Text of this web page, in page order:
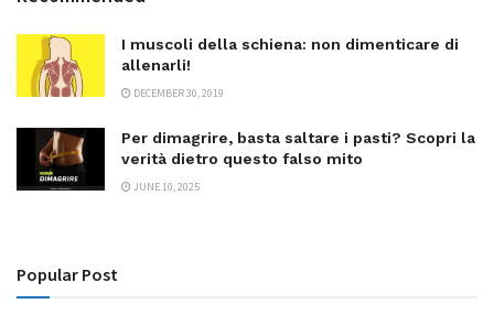
I muscoli della schiena: non dimenticare di
allenarli!
DECEMBER 30, 2019
Per dimagrire, basta saltare i pasti? Scopri la
verità dietro questo falso mito
JUNE 10, 2025
Popular Post